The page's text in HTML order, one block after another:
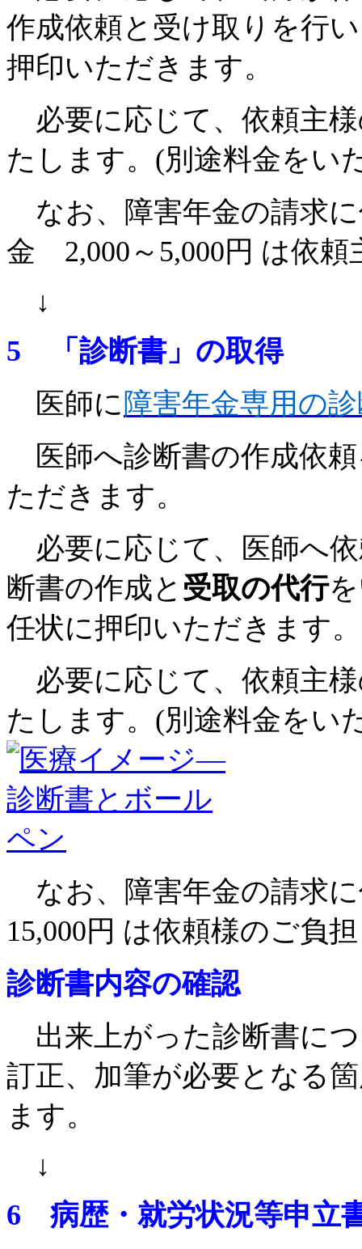
作成依頼と受け取りを行
押印いただきます。
必要に応じて、依頼主
たします。(別途料金をい
なお、障害年金の請求
金 2,000～5,000円 は依
↓
5 「診断書」の取得
医師に 障害年金専用の
医師へ診断書の作成依
ただきます。
必要に応じて、医師へ
断書の作成と 受取の代行
任状に押印いただきます。
必要に応じて、依頼主
たします。(別途料金をい
なお、障害年金の請求に
15,000円 は依頼様のご負
診断書内容の確認
出来上がった診断書に
訂正、加筆が必要となる
ます。
↓
6 病歴・就労状況等申立